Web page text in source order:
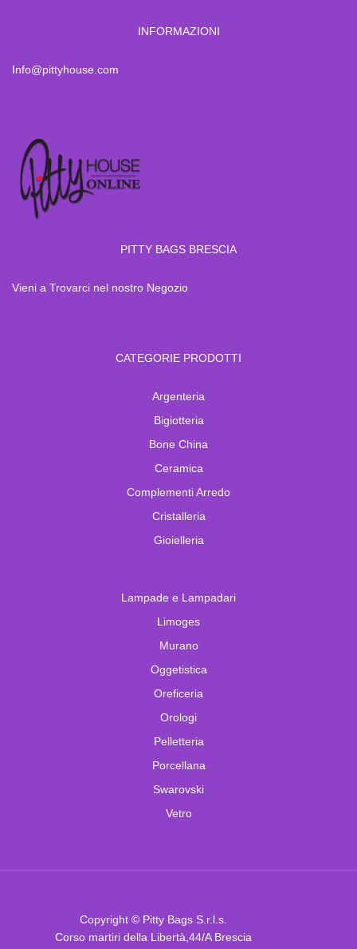
INFORMAZIONI
Info@pittyhouse.com
PITTY BAGS BRESCIA
Vieni a Trovarci nel nostro Negozio
CATEGORIE PRODOTTI
Argenteria
Bigiotteria
Bone China
Ceramica
Complementi Arredo
Cristalleria
Gioielleria
Lampade e Lampadari
Limoges
Murano
Oggetistica
Oreficeria
Orologi
Pelletteria
Porcellana
Swarovski
Vetro
Copyright © Pitty Bags S.r.l.s.
Corso martiri della Libertà,44/A Brescia